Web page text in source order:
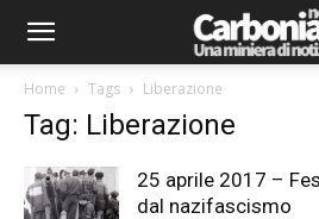
Home Tags Liberazione
Tag: Liberazione
25 aprile 2017 –
dal nazifascismo